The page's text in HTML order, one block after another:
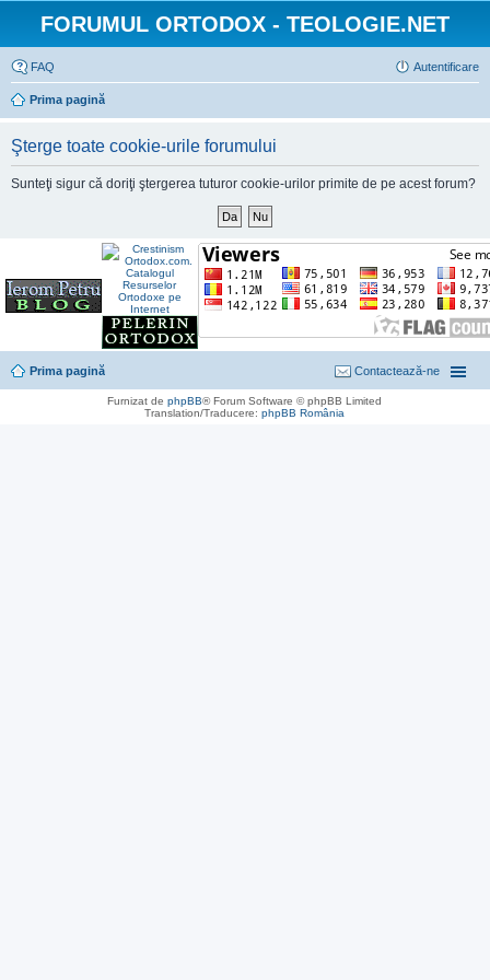
FORUMUL ORTODOX - TEOLOGIE.NET
FAQ Autentificare
Prima pagină
Şterge toate cookie-urile forumului
Sunteţi sigur că doriţi ştergerea tuturor cookie-urilor primite de pe acest forum?
Prima pagină Contactează-ne
Furnizat dephpBB® Forum Software © phpBB Limited
Translation/Traducere:phpBB România